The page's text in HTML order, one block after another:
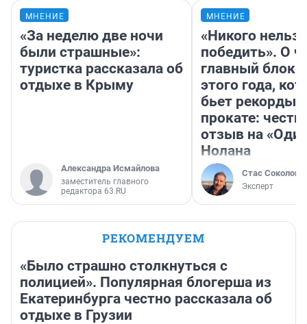
МНЕНИЕ
«За неделю две ночи
были страшные»:
туристка рассказала об
отдыхе в Крыму
Александра Исмайлова
заместитель главного
редактора 63.RU
МНЕНИЕ
«Никого нельзя
победить». О
главный
этого года,
бьет рекорды в
прокате:
отзыв на
Нолана
Стас Соколов
Эксперт
РЕКОМЕНДУЕМ
«Было страшно столкнуться с
полицией». Популярная блогерша из
Екатеринбурга честно рассказала об
отдыхе в Грузии